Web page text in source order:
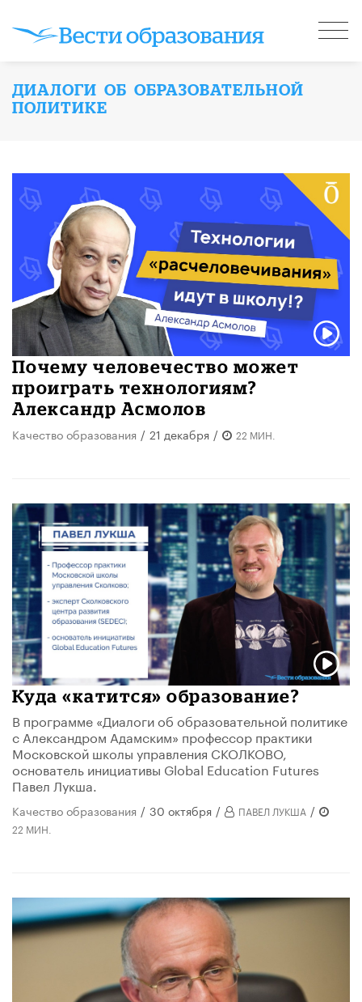
ДИАЛОГИ ОБ ОБРАЗОВАТЕЛЬНОЙ
ПОЛИТИКЕ
Почему человечество может
проиграть технологиям?
Александр Асмолов
Качество образования / 21 декабря / 22 МИН.
Куда «катится» образование?
В программе «Диалоги об образовательной политике
с Александром Адамским» профессор практики
Московской школы управления СКОЛКОВО,
основатель инициативы Global Education Futures
Павел Лукша.
Качество образования / 30 октября / ПАВЕЛ ЛУКША /
22 МИН.